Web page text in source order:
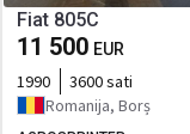
Fiat 805C
11 500 EUR
1990
3600 sati
Romanija, Borș